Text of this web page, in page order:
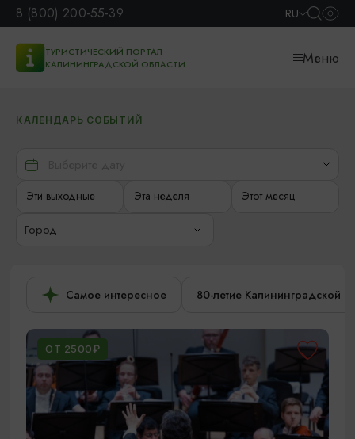
8 (800) 200-55-39 RU
ТУРИСТИЧЕСКИЙ ПОРТАЛ
КАЛИНИНГРАДСКОЙ ОБЛАСТИ
Меню
КАЛЕНДАРЬ СОБЫТИЙ
Эти выходные Эта неделя Этот месяц
Город
Самое интересное 80-летие Калининградской
ОТ 2500₽